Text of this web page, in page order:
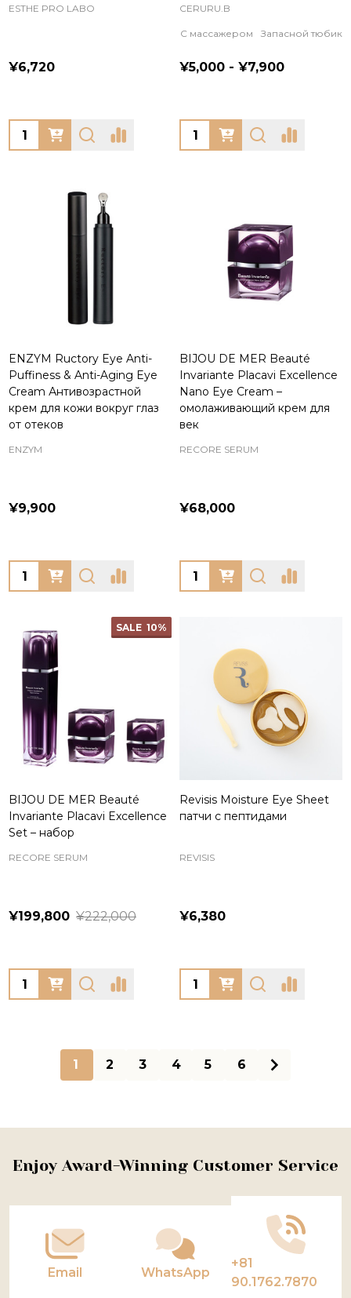
ESTHE PRO LABO
¥6,720
Quantity:
CERURU.B
С массажером Запасной тюбик
¥5,000 - ¥7,900
Quantity:
ENZYM Ructory Eye Anti-
Puffiness & Anti-Aging Eye
Cream Антивозрастной
крем для кожи вокруг глаз
от отеков
ENZYM
¥9,900
Quantity:
BIJOU DE MER Beauté
Invariante Placavi Excellence
Nano Eye Cream –
омолаживающий крем для
век
RECORE SERUM
¥68,000
Quantity:
SALE 10%
BIJOU DE MER Beauté
Invariante Placavi Excellence
Set – набор
RECORE SERUM
¥199,800 ¥222,000
Quantity:
Revisis Moisture Eye Sheet
патчи с пептидами
REVISIS
¥6,380
Quantity:
1 2 3 4 5 6
Footer
Enjoy Award-Winning Customer Service
Email WhatsApp
+81
90.1762.7870